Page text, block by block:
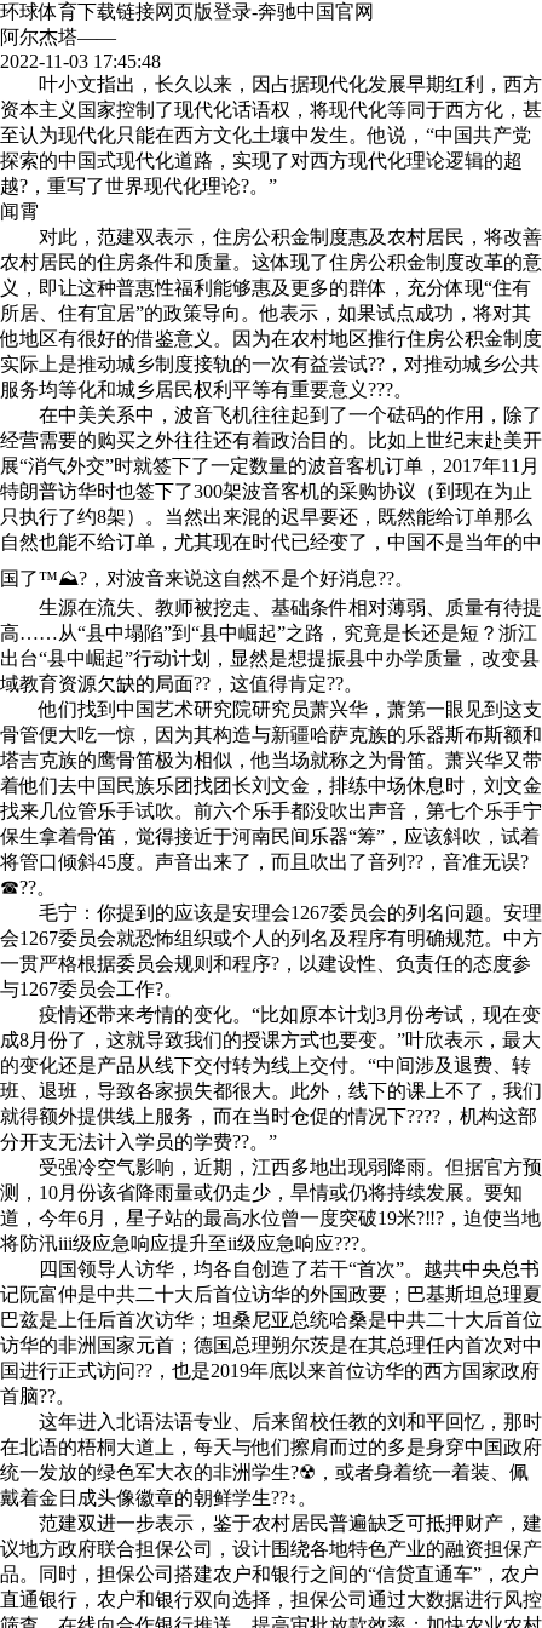
环球体育下载链接网页版登录-奔驰中国官网
阿尔杰塔——
2022-11-03 17:45:48
叶小文指出，长久以来，因占据现代化发展早期红利，西方
资本主义国家控制了现代化话语权，将现代化等同于西方化，甚
至认为现代化只能在西方文化土壤中发生。他说，“中国共产党
探索的中国式现代化道路，实现了对西方现代化理论逻辑的超
越?，重写了世界现代化理论?。”
闻霄
对此，范建双表示，住房公积金制度惠及农村居民，将改善
农村居民的住房条件和质量。这体现了住房公积金制度改革的意
义，即让这种普惠性福利能够惠及更多的群体，充分体现“住有
所居、住有宜居”的政策导向。他表示，如果试点成功，将对其
他地区有很好的借鉴意义。因为在农村地区推行住房公积金制度
实际上是推动城乡制度接轨的一次有益尝试??，对推动城乡公共
服务均等化和城乡居民权利平等有重要意义???。
在中美关系中，波音飞机往往起到了一个砝码的作用，除了
经营需要的购买之外往往还有着政治目的。比如上世纪末赴美开
展“消气外交”时就签下了一定数量的波音客机订单，2017年11月
特朗普访华时也签下了300架波音客机的采购协议（到现在为止
只执行了约8架）。当然出来混的迟早要还，既然能给订单那么
自然也能不给订单，尤其现在时代已经变了，中国不是当年的中
国了™⛰?，对波音来说这自然不是个好消息??。
生源在流失、教师被挖走、基础条件相对薄弱、质量有待提
高……从“县中塌陷”到“县中崛起”之路，究竟是长还是短？浙江
出台“县中崛起”行动计划，显然是想提振县中办学质量，改变县
域教育资源欠缺的局面??，这值得肯定??。
他们找到中国艺术研究院研究员萧兴华，萧第一眼见到这支
骨管便大吃一惊，因为其构造与新疆哈萨克族的乐器斯布斯额和
塔吉克族的鹰骨笛极为相似，他当场就称之为骨笛。萧兴华又带
着他们去中国民族乐团找团长刘文金，排练中场休息时，刘文金
找来几位管乐手试吹。前六个乐手都没吹出声音，第七个乐手宁
保生拿着骨笛，觉得接近于河南民间乐器“筹”，应该斜吹，试着
将管口倾斜45度。声音出来了，而且吹出了音列??，音准无误?
☎??。
毛宁：你提到的应该是安理会1267委员会的列名问题。安理
会1267委员会就恐怖组织或个人的列名及程序有明确规范。中方
一贯严格根据委员会规则和程序?，以建设性、负责任的态度参
与1267委员会工作?。
疫情还带来考情的变化。“比如原本计划3月份考试，现在变
成8月份了，这就导致我们的授课方式也要变。”叶欣表示，最大
的变化还是产品从线下交付转为线上交付。“中间涉及退费、转
班、退班，导致各家损失都很大。此外，线下的课上不了，我们
就得额外提供线上服务，而在当时仓促的情况下????，机构这部
分开支无法计入学员的学费??。”
受强冷空气影响，近期，江西多地出现弱降雨。但据官方预
测，10月份该省降雨量或仍走少，旱情或仍将持续发展。要知
道，今年6月，星子站的最高水位曾一度突破19米?‼?，迫使当地
将防汛iii级应急响应提升至ii级应急响应???。
四国领导人访华，均各自创造了若干“首次”。越共中央总书
记阮富仲是中共二十大后首位访华的外国政要；巴基斯坦总理夏
巴兹是上任后首次访华；坦桑尼亚总统哈桑是中共二十大后首位
访华的非洲国家元首；德国总理朔尔茨是在其总理任内首次对中
国进行正式访问??，也是2019年底以来首位访华的西方国家政府
首脑??。
这年进入北语法语专业、后来留校任教的刘和平回忆，那时
在北语的梧桐大道上，每天与他们擦肩而过的多是身穿中国政府
统一发放的绿色军大衣的非洲学生?☢，或者身着统一着装、佩
戴着金日成头像徽章的朝鲜学生??↕。
范建双进一步表示，鉴于农村居民普遍缺乏可抵押财产，建
议地方政府联合担保公司，设计围绕各地特色产业的融资担保产
品。同时，担保公司搭建农户和银行之间的“信贷直通车”，农户
直通银行，农户和银行双向选择，担保公司通过大数据进行风控